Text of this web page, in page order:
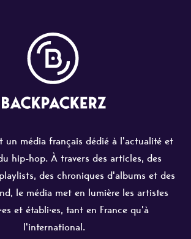
un média français dédié à l'actualité et
hip-hop. À travers des articles, des
des chroniques d'albums et des
le média met en lumière les artistes
et établi·es, tant en France qu'à
l'international.